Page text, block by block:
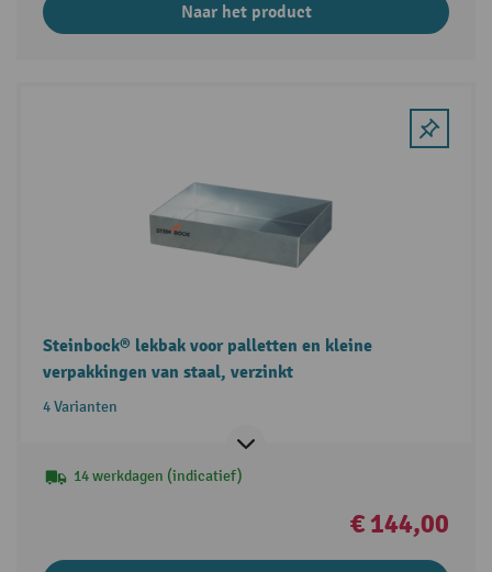
Naar het product
Steinbock® lekbak voor palletten en kleine
verpakkingen van staal, verzinkt
4 Varianten
14 werkdagen (indicatief)
€ 144,00